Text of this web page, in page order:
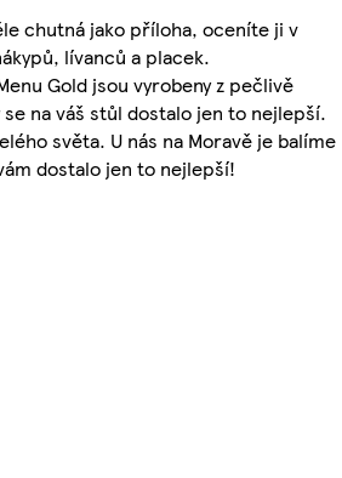
chutná jako příloha, oceníte ji v
lívanců a placek.
Gold jsou vyrobeny z pečlivě
na váš stůl dostalo jen to nejlepší.
světa. U nás na Moravě je balíme
dostalo jen to nejlepší!